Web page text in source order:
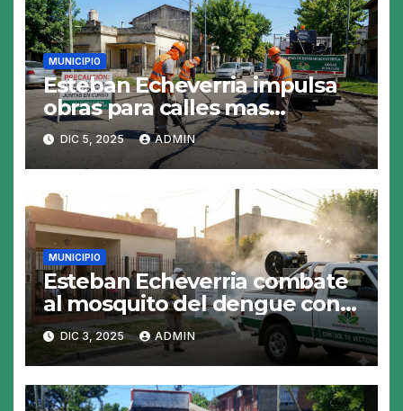
MUNICIPIO
Esteban Echeverria impulsa
obras para calles mas
resistentes y seguras
DIC 5, 2025 ADMIN
MUNICIPIO
Esteban Echeverria combate
al mosquito del dengue con
fumigacion
DIC 3, 2025 ADMIN